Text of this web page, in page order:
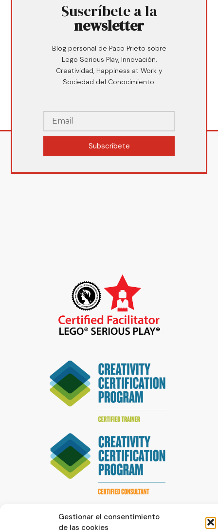
Gestionar el consentimiento
de las cookies
Suscríbete a la
newsletter
Blog personal de Paco Prieto sobre
Lego Serious Play, Innovación,
Creatividad, Happiness at Work y
Sociedad del Conocimiento.
Subscríbete